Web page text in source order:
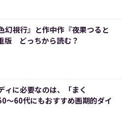
幻視行』と作中作『夜果つると
版 どっちから読む？
ィに必要なのは、「まく
～60代にもおすすめ画期的ダイ